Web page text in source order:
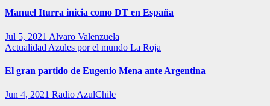
Manuel Iturra inicia como DT en España
Jul 5, 2021 Alvaro Valenzuela
Actualidad Azules por el mundo La Roja
El gran partido de Eugenio Mena ante Argentina
Jun 4, 2021 Radio AzulChile